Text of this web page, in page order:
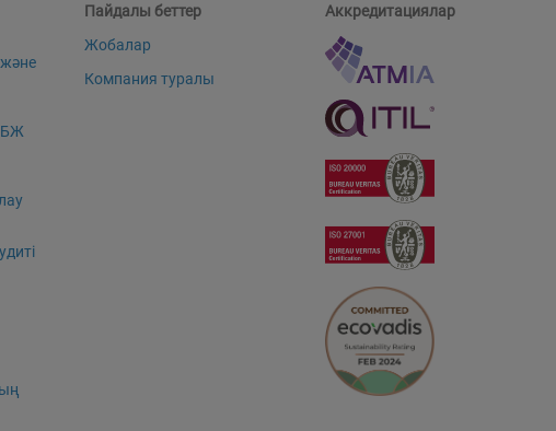
БЖ
Пайдалы беттер
Жобалар
Компания туралы
Аккредитациялар